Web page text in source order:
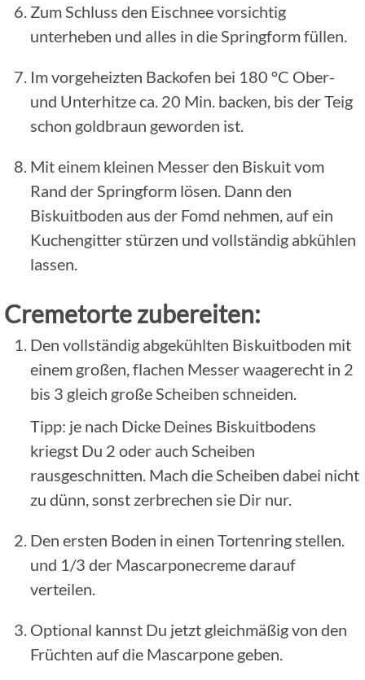
Zum Schluss den Eischnee vorsichtig
unterheben und alles in die Springform füllen.
Im vorgeheizten Backofen bei 180 °C Ober-
und Unterhitze ca. 20 Min. backen, bis der Teig
schon goldbraun geworden ist.
Mit einem kleinen Messer den Biskuit vom
Rand der Springform lösen. Dann den
Biskuitboden aus der Fomd nehmen, auf ein
Kuchengitter stürzen und vollständig abkühlen
lassen.
Cremetorte zubereiten:
Den vollständig abgekühlten Biskuitboden mit
einem großen, flachen Messer waagerecht in 2
bis 3 gleich große Scheiben schneiden.
Tipp: je nach Dicke Deines Biskuitbodens
kriegst Du 2 oder auch Scheiben
rausgeschnitten. Mach die Scheiben dabei nicht
zu dünn, sonst zerbrechen sie Dir nur.
Den ersten Boden in einen Tortenring stellen.
und 1/3 der Mascarponecreme darauf
verteilen.
Optional kannst Du jetzt gleichmäßig von den
Früchten auf die Mascarpone geben.